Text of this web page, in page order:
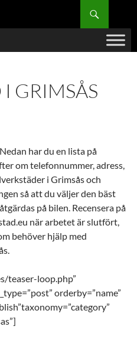
GRIMSÅS
har du en lista på
om telefonnummer, adress,
i Grimsås och
så att du väljer den bäst
på bilen. Recensera på
när arbetet är slutfört,
behöver hjälp med
teaser-loop.php”
orderby=”name”